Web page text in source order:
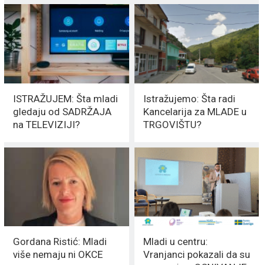
takmičenju talenata
ISTRAŽUJEM: Šta mladi
gledaju od SADRŽAJA
na TELEVIZIJI?
Istražujemo: Šta radi
Kancelarija za MLADE u
TRGOVIŠTU?
Gordana Ristić: Mladi
više nemaju ni OKCE
Mladi u centru:
Vranjanci pokazali da su